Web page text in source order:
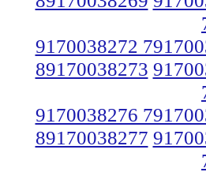
9170038272
89170038273
9170038276
89170038277